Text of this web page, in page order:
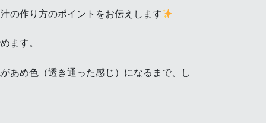
の作り方のポイントをお伝えします
ます。
あめ色（透き通った感じ）になるまで、し